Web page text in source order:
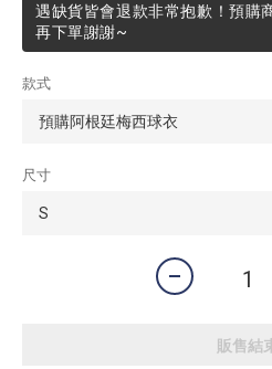
遇缺貨皆會退款非常抱歉！預購
再下單謝謝~
款式
尺寸
販售結